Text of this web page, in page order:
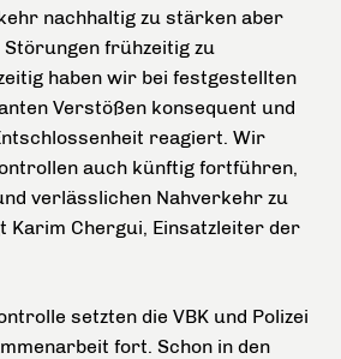
nachhaltig zu stärken aber
frühzeitig zu
haben wir bei festgestellten
Verstößen konsequent und
reagiert. Wir
auch künftig fortführen,
verlässlichen Nahverkehr zu
Karim Chergui, Einsatzleiter der
setzten die VBK und Polizei
fort. Schon in den